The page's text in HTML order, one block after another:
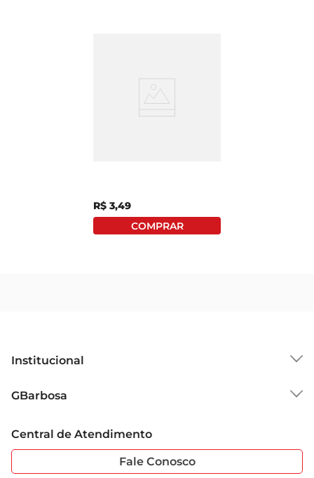
R$ 3,49
Institucional
Grupo Cencosud
Sobre Privacidade
Portal do Fornecedo
Nossas Lojas
GBarbosa
Garantia Estendida
Serviços
Central de Atendimento
Fale Conosco